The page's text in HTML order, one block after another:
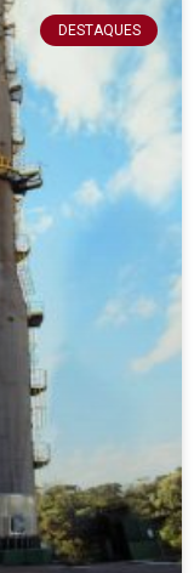
DESTAQUES